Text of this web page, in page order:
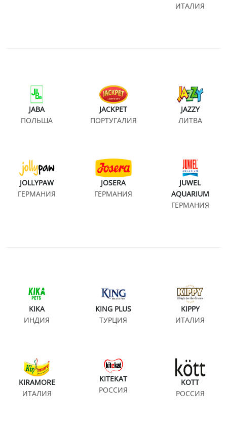
ИТАЛИЯ
JABA
ПОЛЬША
JACKPET
ПОРТУГАЛИЯ
JAZZY
ЛИТВА
JOLLYPAW
ГЕРМАНИЯ
JOSERA
ГЕРМАНИЯ
JUWEL
AQUARIUM
ГЕРМАНИЯ
KIKA
ИНДИЯ
KING PLUS
ТУРЦИЯ
KIPPY
ИТАЛИЯ
KIRAMORE
ИТАЛИЯ
KITEKAT
РОССИЯ
KOTT
РОССИЯ